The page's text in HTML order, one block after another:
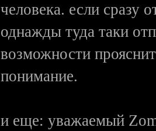
человека. если сразу
однажды туда таки
возможности
понимание.
и еще: уважаемый